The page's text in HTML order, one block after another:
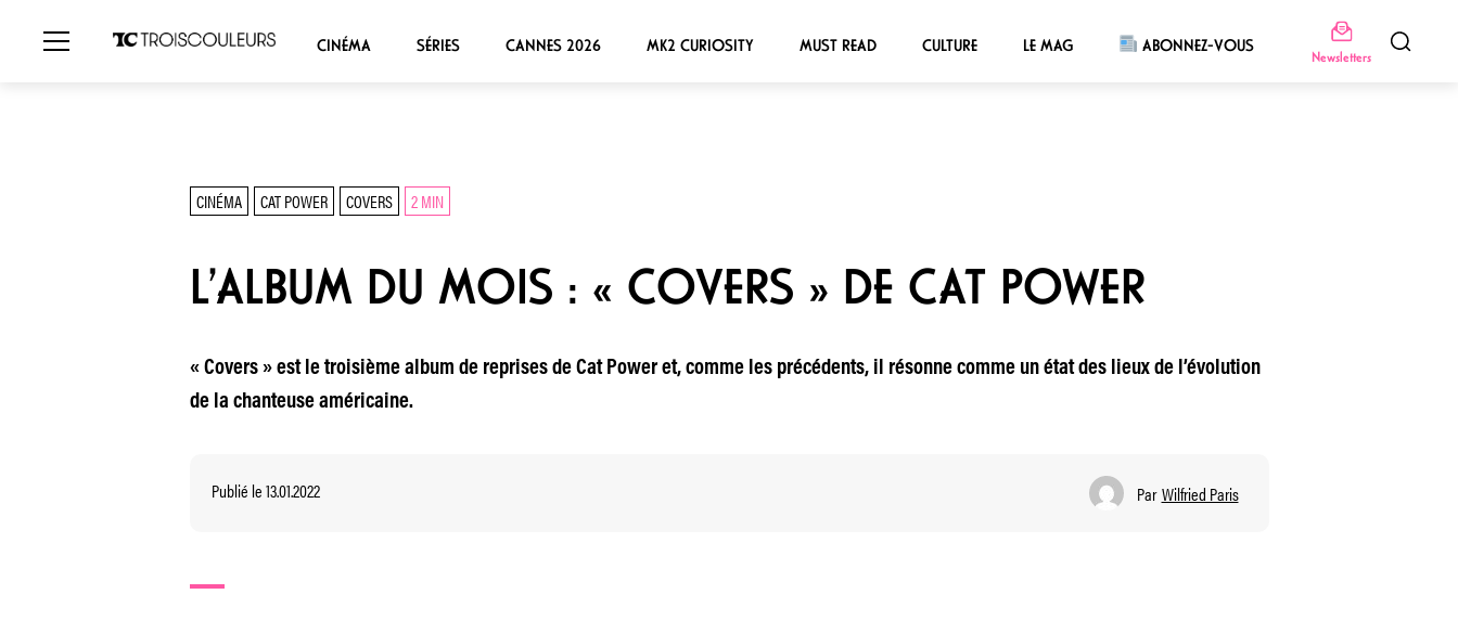
CINÉMA SÉRIES CANNES 2026 MK2 CURIOSITY MUST READ CULTURE LE MAG ABONNEZ-VOUS
Newsletters
CINÉMA CAT POWER COVERS 2 MIN
L’ALBUM DU MOIS : « COVERS » DE CAT POWER
« Covers » est le troisième album de reprises de Cat Power et, comme les précédents, il résonne comme un état des lieux de l’évolution
de la chanteuse américaine.
Publié le 13.01.2022 Par Wilfried Paris